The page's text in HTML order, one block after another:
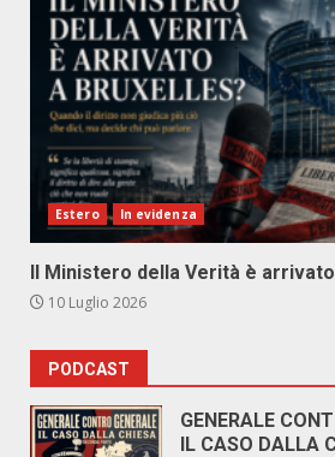
Estero In evidenza
Il Ministero della Verità è
10 Luglio 2026
PODCAST
GENERALE
IL CASO DALLA